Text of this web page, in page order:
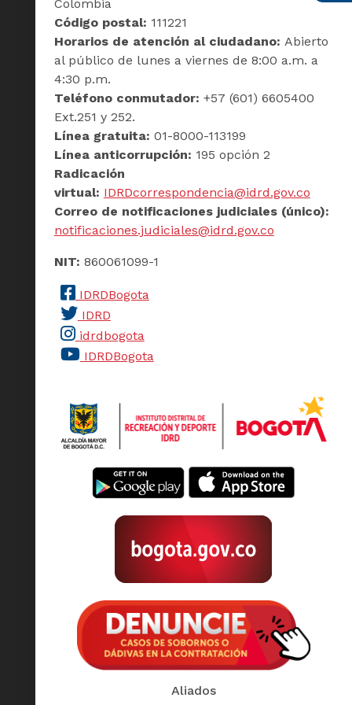
Colombia
Código postal: 111221
Horarios de atención al ciudadano: Abierto
al público de lunes a viernes de 8:00 a.m. a
4:30 p.m.
Teléfono conmutador: +57 (601) 6605400
Ext.251 y 252.
Línea gratuita: 01-8000-113199
Línea anticorrupción: 195 opción 2
Radicación
virtual: IDRDcorrespondencia@idrd.gov.co
Correo de notificaciones judiciales (único):
notificaciones.judiciales@idrd.gov.co
NIT: 860061099-1
IDRDBogota
IDRD
idrdbogota
IDRDBogota
Aliados